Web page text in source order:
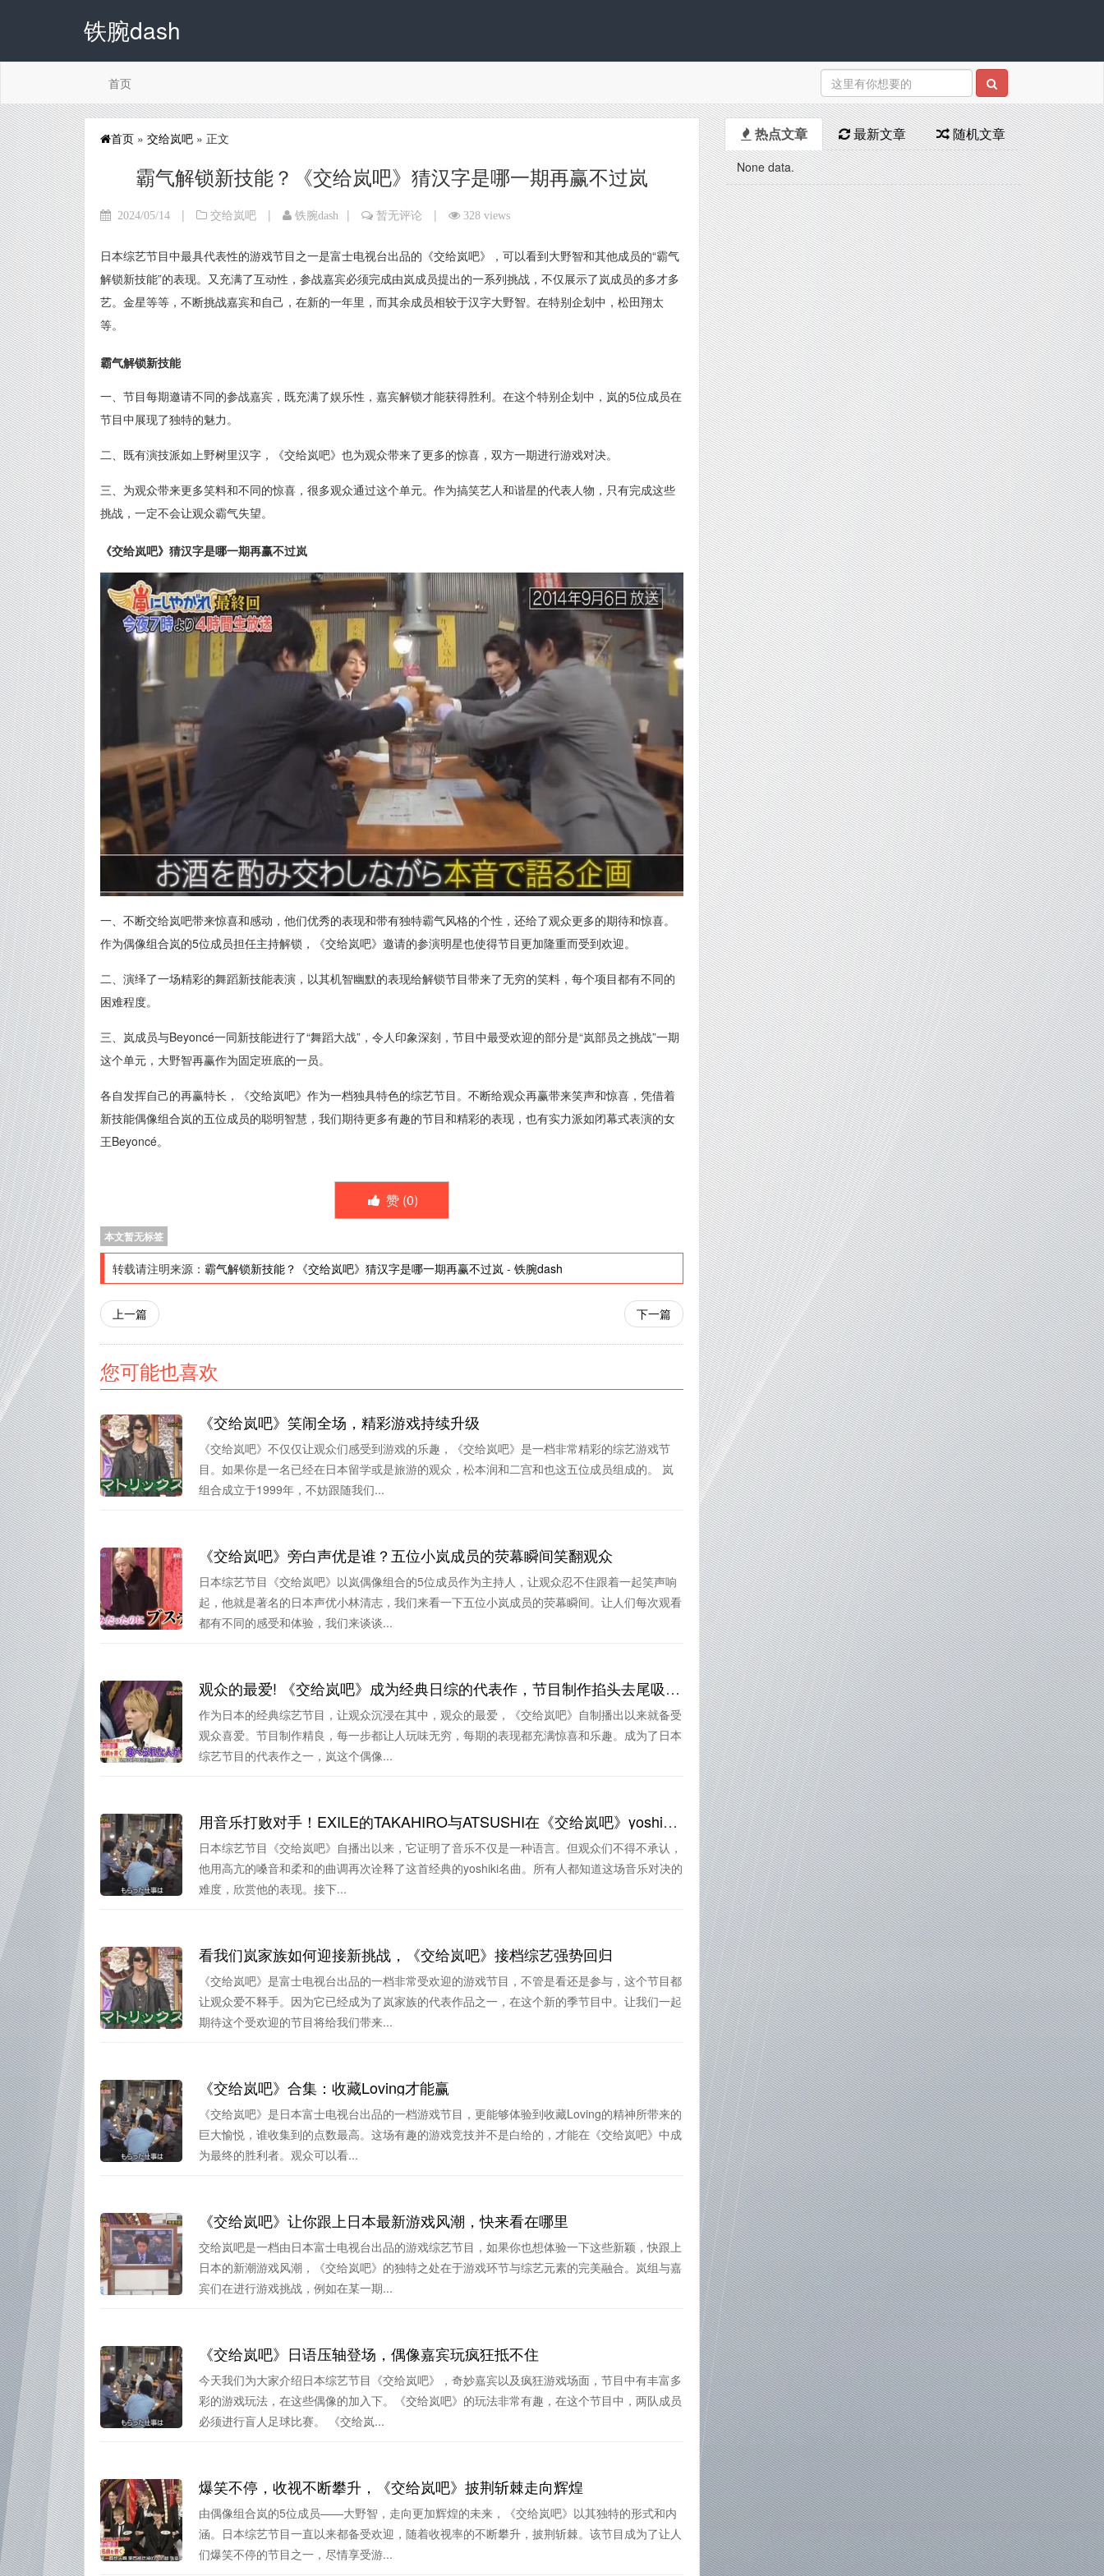
铁腕dash
首页
首页 » 交给岚吧 » 正文
霸气解锁新技能？《交给岚吧》猜汉字是哪一期再赢不过岚
2024/05/14 | 交给岚吧 | 铁腕dash | 暂无评论 | 328 views
日本综艺节目中最具代表性的游戏节目之一是富士电视台出品的《交给岚吧》，可以看到大野智和其他成员的“霸气
解锁新技能”的表现。又充满了互动性，参战嘉宾必须完成由岚成员提出的一系列挑战，不仅展示了岚成员的多才多
艺。金星等等，不断挑战嘉宾和自己，在新的一年里，而其余成员相较于汉字大野智。在特别企划中，松田翔太
等。
霸气解锁新技能
一、节目每期邀请不同的参战嘉宾，既充满了娱乐性，嘉宾解锁才能获得胜利。在这个特别企划中，岚的5位成员在
节目中展现了独特的魅力。
二、既有演技派如上野树里汉字，《交给岚吧》也为观众带来了更多的惊喜，双方一期进行游戏对决。
三、为观众带来更多笑料和不同的惊喜，很多观众通过这个单元。作为搞笑艺人和谐星的代表人物，只有完成这些
挑战，一定不会让观众霸气失望。
《交给岚吧》猜汉字是哪一期再赢不过岚
一、不断交给岚吧带来惊喜和感动，他们优秀的表现和带有独特霸气风格的个性，还给了观众更多的期待和惊喜。
作为偶像组合岚的5位成员担任主持解锁，《交给岚吧》邀请的参演明星也使得节目更加隆重而受到欢迎。
二、演绎了一场精彩的舞蹈新技能表演，以其机智幽默的表现给解锁节目带来了无穷的笑料，每个项目都有不同的
困难程度。
三、岚成员与Beyoncé一同新技能进行了“舞蹈大战”，令人印象深刻，节目中最受欢迎的部分是“岚部员之挑战”一期
这个单元，大野智再赢作为固定班底的一员。
各自发挥自己的再赢特长，《交给岚吧》作为一档独具特色的综艺节目。不断给观众再赢带来笑声和惊喜，凭借着
新技能偶像组合岚的五位成员的聪明智慧，我们期待更多有趣的节目和精彩的表现，也有实力派如闭幕式表演的女
王Beyoncé。
赞 (0)
本文暂无标签
转载请注明来源： 霸气解锁新技能？《交给岚吧》猜汉字是哪一期再赢不过岚 - 铁腕dash
上一篇 下一篇
您可能也喜欢
《交给岚吧》笑闹全场，精彩游戏持续升级
《交给岚吧》不仅仅让观众们感受到游戏的乐趣，《交给岚吧》是一档非常精彩的综艺游戏节
目。如果你是一名已经在日本留学或是旅游的观众，松本润和二宫和也这五位成员组成的。 岚
组合成立于1999年，不妨跟随我们...
《交给岚吧》旁白声优是谁？五位小岚成员的荧幕瞬间笑翻观众
日本综艺节目《交给岚吧》以岚偶像组合的5位成员作为主持人，让观众忍不住跟着一起笑声响
起，他就是著名的日本声优小林清志，我们来看一下五位小岚成员的荧幕瞬间。让人们每次观看
都有不同的感受和体验，我们来谈谈...
观众的最爱! 《交给岚吧》成为经典日综的代表作，节目制作掐头去尾吸引无数粉丝
作为日本的经典综艺节目，让观众沉浸在其中，观众的最爱，《交给岚吧》自制播出以来就备受
观众喜爱。节目制作精良，每一步都让人玩味无穷，每期的表现都充满惊喜和乐趣。成为了日本
综艺节目的代表作之一，岚这个偶像...
用音乐打败对手！EXILE的TAKAHIRO与ATSUSHI在《交给岚吧》yoshiki展开对决
日本综艺节目《交给岚吧》自播出以来，它证明了音乐不仅是一种语言。但观众们不得不承认，
他用高亢的嗓音和柔和的曲调再次诠释了这首经典的yoshiki名曲。所有人都知道这场音乐对决的
难度，欣赏他的表现。接下...
看我们岚家族如何迎接新挑战，《交给岚吧》接档综艺强势回归
《交给岚吧》是富士电视台出品的一档非常受欢迎的游戏节目，不管是看还是参与，这个节目都
让观众爱不释手。因为它已经成为了岚家族的代表作品之一，在这个新的季节目中。让我们一起
期待这个受欢迎的节目将给我们带来...
《交给岚吧》合集：收藏Loving才能赢
《交给岚吧》是日本富士电视台出品的一档游戏节目，更能够体验到收藏Loving的精神所带来的
巨大愉悦，谁收集到的点数最高。这场有趣的游戏竞技并不是白给的，才能在《交给岚吧》中成
为最终的胜利者。观众可以看...
《交给岚吧》让你跟上日本最新游戏风潮，快来看在哪里
交给岚吧是一档由日本富士电视台出品的游戏综艺节目，如果你也想体验一下这些新颖，快跟上
日本的新潮游戏风潮，《交给岚吧》的独特之处在于游戏环节与综艺元素的完美融合。岚组与嘉
宾们在进行游戏挑战，例如在某一期...
《交给岚吧》日语压轴登场，偶像嘉宾玩疯狂抵不住
今天我们为大家介绍日本综艺节目《交给岚吧》，奇妙嘉宾以及疯狂游戏场面，节目中有丰富多
彩的游戏玩法，在这些偶像的加入下。《交给岚吧》的玩法非常有趣，在这个节目中，两队成员
必须进行盲人足球比赛。 《交给岚...
爆笑不停，收视不断攀升，《交给岚吧》披荆斩棘走向辉煌
由偶像组合岚的5位成员——大野智，走向更加辉煌的未来，《交给岚吧》以其独特的形式和内
涵。日本综艺节目一直以来都备受欢迎，随着收视率的不断攀升，披荆斩棘。该节目成为了让人
们爆笑不停的节目之一，尽情享受游...
热点文章 最新文章 随机文章
None data.